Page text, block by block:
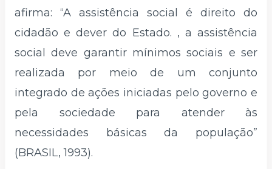
afirma: “A assistência social é direito do
cidadão e dever do Estado. , a assistência
social deve garantir mínimos sociais e ser
realizada por meio de um conjunto
integrado de ações iniciadas pelo governo e
pela sociedade para atender às
necessidades básicas da população”
(BRASIL, 1993).